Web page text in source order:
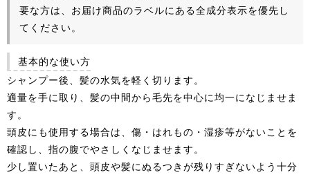
要な方は、お届け商品のラベルにある全成分表示を優先し
てください。
基本的な使い方
シャンプー後、髪の水気を軽く切ります。
適量を手に取り、髪の中間から毛先を中心に均一になじませま
す。
頭皮にも使用する場合は、傷・はれもの・湿疹等がないことを
確認し、指の腹でやさしくなじませます。
少し置いたあと、頭皮や髪にぬるつきが残りすぎないよう十分